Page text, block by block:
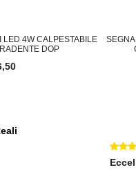
LED 4W CALPESTABILE
DOP